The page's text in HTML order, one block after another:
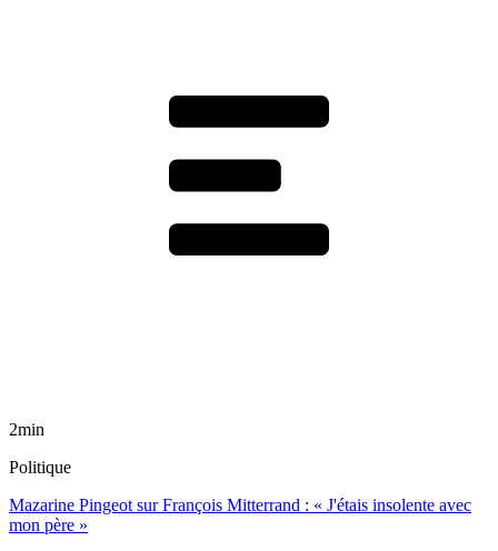
2min
Politique
Mazarine Pingeot sur François Mitterrand : « J'étais insolente avec
mon père »